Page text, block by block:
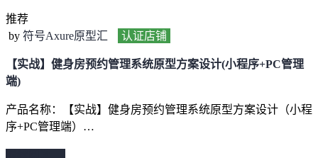
推荐
by 符号Axure原型汇 认证店铺
【实战】健身房预约管理系统原型方案设计(小程序+PC管理
端)
产品名称：【实战】健身房预约管理系统原型方案设计（小程
序+PC管理端）…